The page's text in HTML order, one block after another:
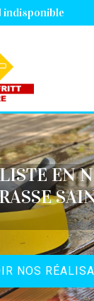
indisponible
EN
NOS